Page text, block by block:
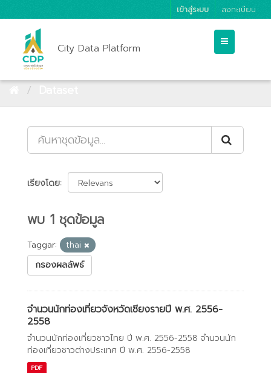
เข้าสู่ระบบ ลงทะเบียน
City Data Platform
เรียงโดย
พบ 1 ชุดข้อมูล
Taggar:
thai
กรองผลลัพธ์
จำนวนนักท่องเที่ยวจังหวัดเชียงรายปี พ.ศ. 2556-
2558
จำนวนนักท่องเที่ยวชาวไทย ปี พ.ศ. 2556-2558 จำนวนนัก
ท่องเที่ยวชาวต่างประเทศ ปี พ.ศ. 2556-2558
PDF